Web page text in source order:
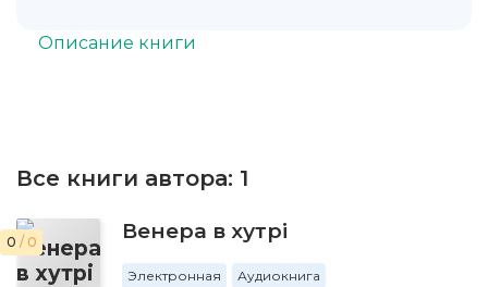
Описание книги
Все книги автора: 1
0 / 0 Венера в хутрі
Электронная Аудиокнига